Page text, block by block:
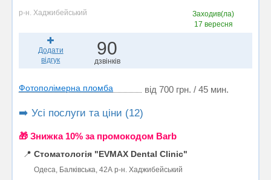
р-н. Хаджибейський
Заходив(ла)
17 вересня
Додати
відгук
90
дзвінків
Фотополімерна пломба від 700 грн. / 45 мин.
➡️ Усі послуги та ціни (12)
🎁 Знижка 10% за промокодом Barb
📍 Стоматологія "EVMAX Dental Clinic"
Одеса, Балківська, 42А р-н. Хаджибейський